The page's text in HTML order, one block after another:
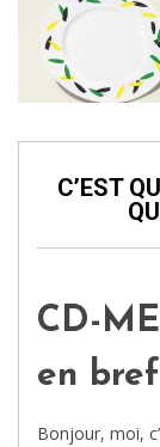
C’EST
CD-
en
Bonjour, moi,